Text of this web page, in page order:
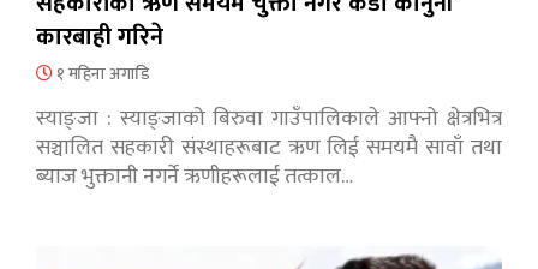
कारबाही गरिने
१ महिना अगाडि
स्याङ्जा : स्याङ्जाको बिरुवा गाउँपालिकाले आफ्नो क्षेत्रभित्र
सञ्चालित सहकारी संस्थाहरूबाट ऋण लिई समयमै सावाँ तथा
ब्याज भुक्तानी नगर्ने ऋणीहरूलाई तत्काल…